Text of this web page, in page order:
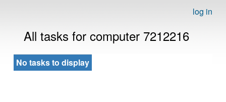
log in
All tasks for computer 7212216
No tasks to display